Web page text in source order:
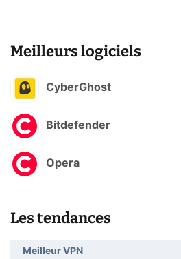
Meilleurs logiciels
CyberGhost
Bitdefender
Opera
Les tendances
Meilleur VPN